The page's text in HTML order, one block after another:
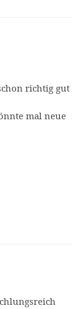
richtig gut
mal neue